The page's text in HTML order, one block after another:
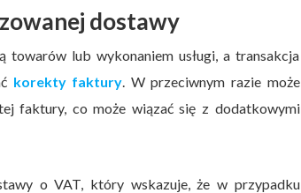
dostawy
lub wykonaniem usługi, a transakcja
korekty faktury. W przeciwnym razie może
faktury, co może wiązać się z dodatkowymi
o VAT, który wskazuje, że w przypadku